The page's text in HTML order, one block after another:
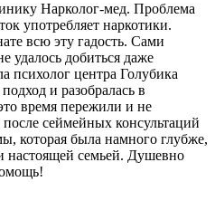
Нарколог-мед. Проблема
употребляет наркотики.
всю эту гадость. Сами
удалось добиться даже
психолог центра Голубика
и разобралась в
время пережили и не
сеймейных консультаций
которая была намного глубже,
настоящей семьей. Душевно